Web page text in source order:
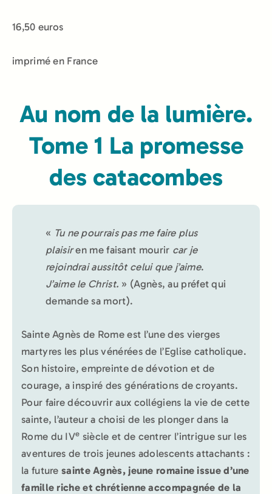
16,50 euros
imprimé en France
Au nom de la lumière.
Tome 1 La promesse
des catacombes
« Tu ne pourrais pas me faire plus
plaisiren me faisant mourir car je
rejoindrai aussitôt celui que j’aime.
J’aime le Christ. » (Agnès, au préfet qui
demande sa mort).
Sainte Agnès de Rome est l’une des vierges
martyres les plus vénérées de l’Eglise catholique.
Son histoire, empreinte de dévotion et de
courage, a inspiré des générations de croyants.
Pour faire découvrir aux collégiens la vie de cette
sainte, l’auteur a choisi de les plonger dans la
Rome du IVe siècle et de centrer l’intrigue sur les
aventures de trois jeunes adolescents attachants :
la future sainte Agnès, jeune romaine issue d’une
famille riche et chrétienne accompagnée de la